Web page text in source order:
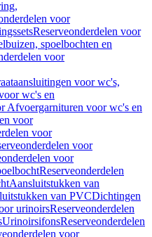
voor
Reserveonderdelen voor
spoelbochten en
voor
voor wc's,
wc's en
Afvoergarnituren voor wc's en
voor
voor
voor
voor
Reserveonderdelen
Aansluitstukken van
van PVCDichtingen
urinoirsReserveonderdelen
UrinoirsifonsReserveonderdelen
voor